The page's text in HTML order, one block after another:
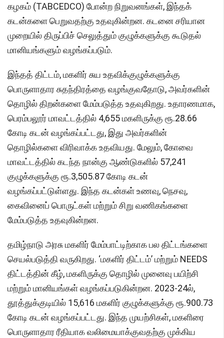
கழகம் (TABCEDCO) போன்ற நிறுவனங்கள், இந்தக்
கடன்களை பெறுவதற்கு உதவுகின்றன. கடனை சரியான
முறையில் திருப்பிச் செலுத்தும் குழுக்களுக்கு கூடுதல்
மானியங்களும் வழங்கப்படும்.
இந்தத் திட்டம், மகளிர் சுய உதவிக்குழுக்களுக்கு
பொருளாதார சுதந்திரத்தை வழங்குவதோடு, அவர்களின்
தொழில் திறன்களை மேம்படுத்த உதவுகிறது. உதாரணமாக,
பெரம்பலூர் மாவட்டத்தில் 4,655 மகளிருக்கு ரூ.28.66
கோடி கடன் வழங்கப்பட்டது, இது அவர்களின்
தொழில்களை விரிவாக்க உதவியது. மேலும், கோவை
மாவட்டத்தில் கடந்த நான்கு ஆண்டுகளில் 57,241
குழுக்களுக்கு ரூ.3,505.87 கோடி கடன்
வழங்கப்பட்டுள்ளது. இந்த கடன்கள் உணவு, நெசவு,
கைவினைப் பொருட்கள் மற்றும் சிறு வணிகங்களை
மேம்படுத்த உதவுகின்றன.
தமிழ்நாடு அரசு மகளிர் மேம்பாட்டிற்காக பல திட்டங்களை
செயல்படுத்தி வருகிறது. ‘மகளிர் திட்டம்’ மற்றும் NEEDS
திட்டத்தின் கீழ், மகளிருக்கு தொழில் முனைவு பயிற்சி
மற்றும் மானியங்கள் வழங்கப்படுகின்றன. 2023-24ல்,
தூத்துக்குடியில் 15,616 மகளிர் குழுக்களுக்கு ரூ.900.73
கோடி கடன் வழங்கப்பட்டது. இந்த முயற்சிகள், மகளிரை
பொருளாதார ரீதியாக வலிமையாக்குவதற்கு முக்கிய